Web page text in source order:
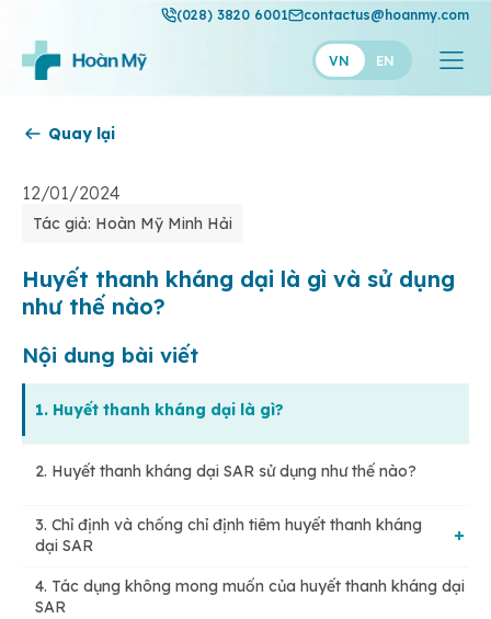
(028) 3820 6001 contactus@hoanmy.com
VN EN
Hạnh Phúc
Thuận Mỹ
Quay lại
12/01/2024
Tác giả: Hoàn Mỹ Minh Hải
Huyết thanh kháng dại là gì và sử dụng
như thế nào?
Nội dung bài viết
1. Huyết thanh kháng dại là gì?
2. Huyết thanh kháng dại SAR sử dụng như thế nào?
3. Chỉ định và chống chỉ định tiêm huyết thanh kháng
dại SAR
3.1. Chỉ định
4. Tác dụng không mong muốn của huyết thanh kháng dại
SAR